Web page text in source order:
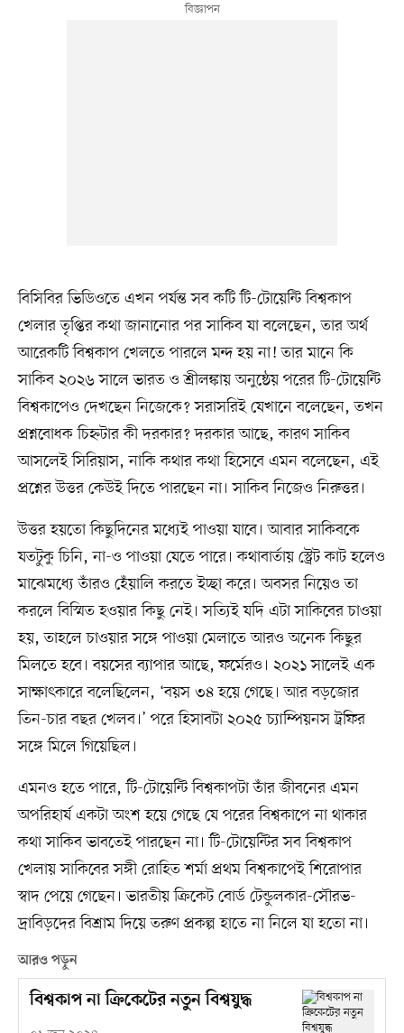
বিসিবির ভিডিওতে এখন পর্যন্ত সব কটি টি-টোয়েন্টি বিশ্বকাপ
খেলার তৃপ্তির কথা জানানোর পর সাকিব যা বলেছেন, তার অর্থ
আরেকটি বিশ্বকাপ খেলতে পারলে মন্দ হয় না! তার মানে কি
সাকিব ২০২৬ সালে ভারত ও শ্রীলঙ্কায় অনুষ্ঠেয় পরের টি-টোয়েন্টি
বিশ্বকাপেও দেখছেন নিজেকে? সরাসরিই যেখানে বলেছেন, তখন
প্রশ্নবোধক চিহ্নটার কী দরকার? দরকার আছে, কারণ সাকিব
আসলেই সিরিয়াস, নাকি কথার কথা হিসেবে এমন বলেছেন, এই
প্রশ্নের উত্তর কেউই দিতে পারছেন না। সাকিব নিজেও নিরুত্তর।
উত্তর হয়তো কিছুদিনের মধ্যেই পাওয়া যাবে। আবার সাকিবকে
যতটুকু চিনি, না-ও পাওয়া যেতে পারে। কথাবার্তায় স্ট্রেট কাট হলেও
মাঝেমধ্যে তাঁরও হেঁয়ালি করতে ইচ্ছা করে। অবসর নিয়েও তা
করলে বিস্মিত হওয়ার কিছু নেই। সত্যিই যদি এটা সাকিবের চাওয়া
হয়, তাহলে চাওয়ার সঙ্গে পাওয়া মেলাতে আরও অনেক কিছুর
মিলতে হবে। বয়সের ব্যাপার আছে, ফর্মেরও। ২০২১ সালেই এক
সাক্ষাৎকারে বলেছিলেন, ‌‘বয়স ৩৪ হয়ে গেছে। আর বড়জোর
তিন-চার বছর খেলব।’ পরে হিসাবটা ২০২৫ চ্যাম্পিয়নস ট্রফির
সঙ্গে মিলে গিয়েছিল।
এমনও হতে পারে, টি-টোয়েন্টি বিশ্বকাপটা তাঁর জীবনের এমন
অপরিহার্য একটা অংশ হয়ে গেছে যে পরের বিশ্বকাপে না থাকার
কথা সাকিব ভাবতেই পারছেন না। টি-টোয়েন্টির সব বিশ্বকাপ
খেলায় সাকিবের সঙ্গী রোহিত শর্মা প্রথম বিশ্বকাপেই শিরোপার
স্বাদ পেয়ে গেছেন। ভারতীয় ক্রিকেট বোর্ড টেন্ডুলকার-সৌরভ-
দ্রাবিড়দের বিশ্রাম দিয়ে তরুণ প্রকল্প হাতে না নিলে যা হতো না।
আরও পড়ুন
বিশ্বকাপ না ক্রিকেটের নতুন বিশ্বযুদ্ধ